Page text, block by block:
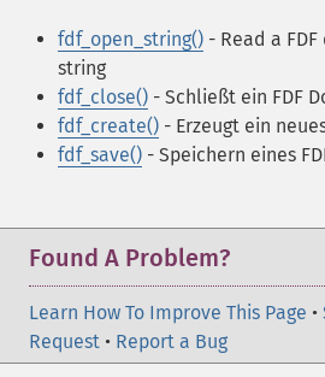
fdf_open_string() - Read a
string
fdf_close() - Schließt ein FDF
fdf_create() - Erzeugt ein
fdf_save() - Speichern eines
Found A Problem?
Learn How To Improve This Page •
Request • Report a Bug